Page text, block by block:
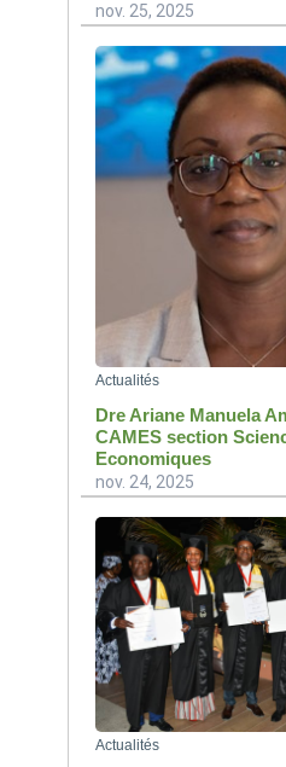
nov. 25, 2025
Actualités
Dre Ariane Manuela
CAMES section
Economiques
nov. 24, 2025
Actualités